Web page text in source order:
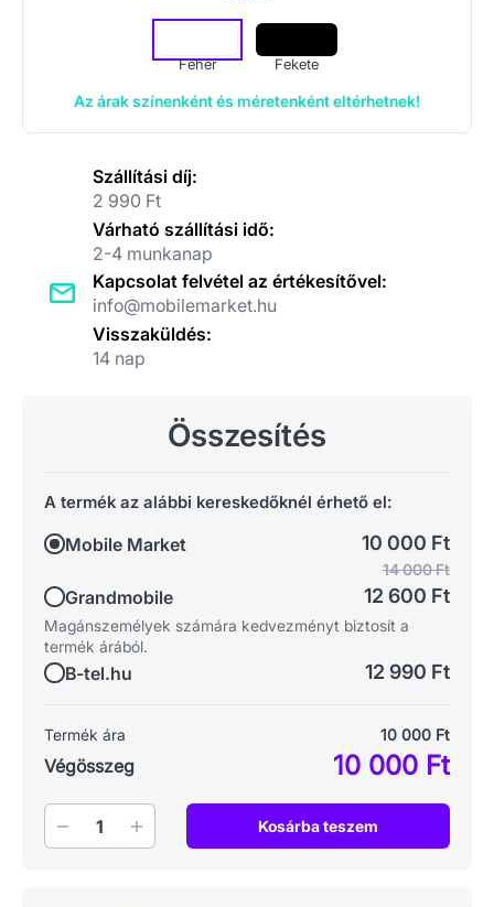
Fehér Fekete
Az árak színenként és méretenként eltérhetnek!
Szállítási díj:
2 990 Ft
Várható szállítási idő:
2-4 munkanap
Kapcsolat felvétel az értékesítővel:
info@mobilemarket.hu
Visszaküldés:
14 nap
Összesítés
A termék az alábbi kereskedőknél érhető el:
Mobile Market 10 000 Ft
Grandmobile
14 000 Ft
12 600 Ft
Magánszemélyek számára kedvezményt biztosít a
termék árából.
B-tel.hu 12 990 Ft
Termék ára 10 000 Ft
Végösszeg 10 000 Ft
Mennyiség Kosárba teszem